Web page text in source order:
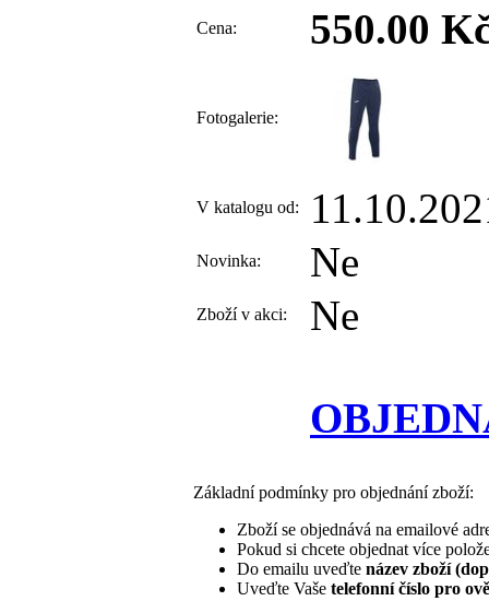
Cena: 550.00
Fotogalerie:
V katalogu od:
Novinka: Ne
Zboží v akci: Ne
Základní podmínky pro objednání zboží:
Zboží se objednává na emailové
Pokud si chcete objednat více
Do emailu uveďte název zboží
Uveďte Vaše telefonní číslo pro